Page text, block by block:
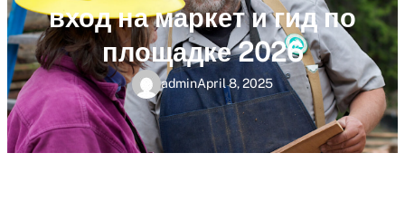
вход на маркет и гид по
площадке 2026
adminApril 8, 2025